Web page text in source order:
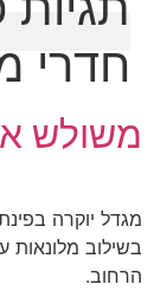
חדרי
משולש
הרחוב.